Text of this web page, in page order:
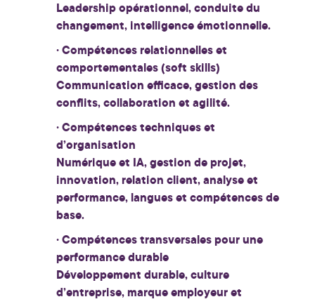
Leadership opérationnel, conduite du
changement, intelligence émotionnelle.
· Compétences relationnelles et
comportementales (soft skills)
Communication efficace, gestion des
conflits, collaboration et agilité.
· Compétences techniques et
d’organisation
Numérique et IA, gestion de projet,
innovation, relation client, analyse et
performance, langues et compétences de
base.
· Compétences transversales pour une
performance durable
Développement durable, culture
d’entreprise, marque employeur et